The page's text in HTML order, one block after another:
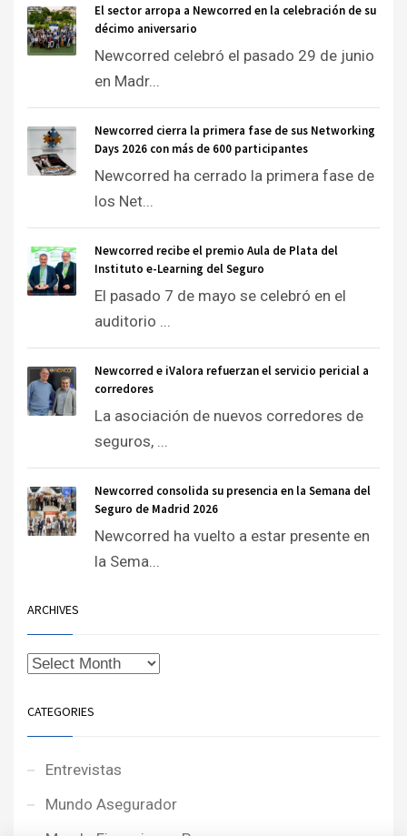
El sector arropa a Newcorred en la celebración de su
décimo aniversario
Newcorred celebró el pasado 29 de junio
en Madr...
Newcorred cierra la primera fase de sus Networking
Days 2026 con más de 600 participantes
Newcorred ha cerrado la primera fase de
los Net...
Newcorred recibe el premio Aula de Plata del
Instituto e-Learning del Seguro
El pasado 7 de mayo se celebró en el
auditorio ...
Newcorred e iValora refuerzan el servicio pericial a
corredores
La asociación de nuevos corredores de
seguros, ...
Newcorred consolida su presencia en la Semana del
Seguro de Madrid 2026
Newcorred ha vuelto a estar presente en
la Sema...
ARCHIVES
CATEGORIES
Entrevistas
Mundo Asegurador